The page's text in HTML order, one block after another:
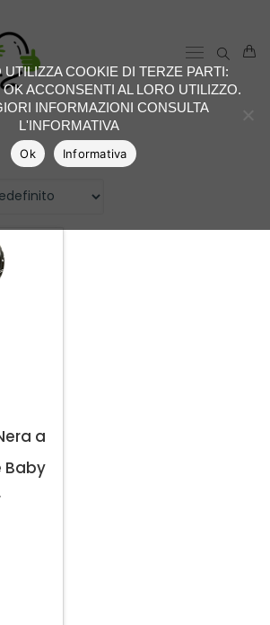
a
Baby
COOKIE DI TERZE PARTI:
ACCONSENTI AL LORO UTILIZZO.
INFORMAZIONI CONSULTA
L'INFORMATIVA
Ok Informativa